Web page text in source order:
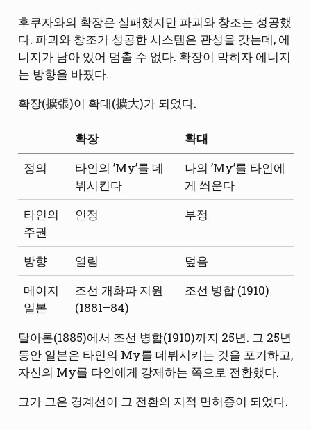
후쿠자와의 확장은 실패했지만 파괴와 창조는 성공했
다. 파괴와 창조가 성공한 시스템은 관성을 갖는데, 에
너지가 남아 있어 멈출 수 없다. 확장이 막히자 에너지
는 방향을 바꿨다.
확장(擴張)이 확대(擴大)가 되었다.
확장
확대
정의
타인의 ’My’를 데
뷔시킨다
나의 ’My’를 타인에
게 씌운다
타인의
주권
인정 부정
방향 열림
덮음
메이지
일본
조선 개화파 지원
(1881–84)
조선 병합 (1910)
탈아론(1885)에서 조선 병합(1910)까지 25년. 그 25년
동안 일본은 타인의 My를 데뷔시키는 것을 포기하고,
자신의 My를 타인에게 강제하는 쪽으로 전환했다.
그가 그은 경계선이 그 전환의 지적 면허증이 되었다.